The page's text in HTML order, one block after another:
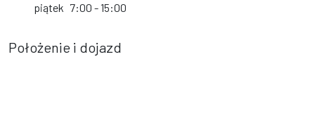
piątek 7:00 - 15:00
Położenie i dojazd